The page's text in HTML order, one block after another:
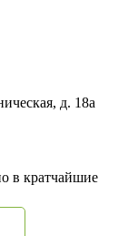
д. 18а
в кратчайшие